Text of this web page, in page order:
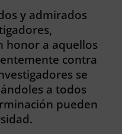
y admirados
honor a aquellos
contra
se
a todos
pueden